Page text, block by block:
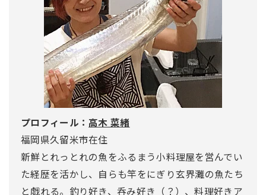
プロフィール： 高木 菜緒
福岡県久留米市在住
新鮮とれっとれの魚をふるまう小料理屋を営んでい
た経歴を活かし、自らも竿をにぎり玄界灘の魚たち
と戯れる。釣り好き、呑み好き（？）、料理好きア